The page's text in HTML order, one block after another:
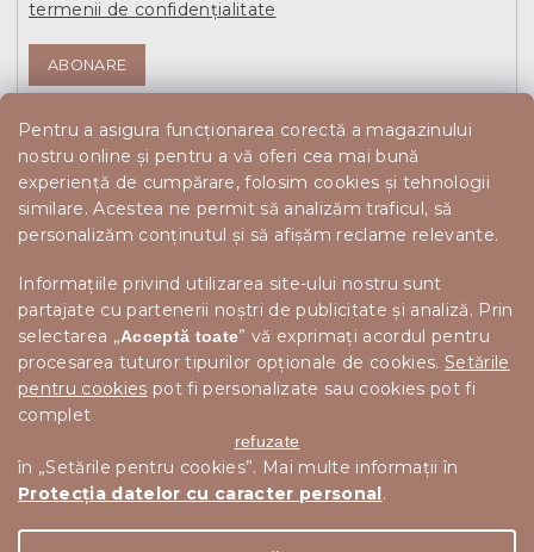
Pentru a asigura funcționarea corectă a magazinului
nostru online și pentru a vă oferi cea mai bună
experiență de cumpărare, folosim cookies și tehnologii
similare. Acestea ne permit să analizăm traficul, să
personalizăm conținutul și să afișăm reclame relevante.
Informațiile privind utilizarea site-ului nostru sunt
partajate cu partenerii noștri de publicitate și analiză. Prin
selectarea „Acceptă toate” vă exprimați acordul pentru
procesarea tuturor tipurilor opționale de cookies. Setările
pentru cookies pot fi personalizate sau cookies pot fi
complet
refuzate
în „Setările pentru cookies”. Mai multe informații în
Protecția datelor cu caracter personal.
termenii de confidențialitate
ABONARE